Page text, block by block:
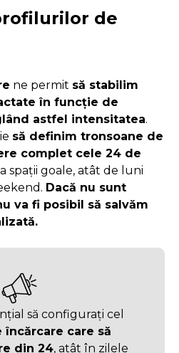
de
ne permit să stabilim
în funcție de
astfel intensitatea.
să definim tronsoane de
complet cele 24 de
spații goale, atât de luni
Dacă nu sunt
va fi posibil să salvăm
să configurați cel
încărcare care să
din 24, atât în zilele